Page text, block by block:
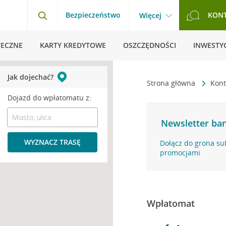
Bezpieczeństwo Więcej
KARTY KREDYTOWE OSZCZĘDNOŚCI
Strona główna
Newsletter
Dołącz do grona
promocjami
Wpłatomat
Jak dojechać?
Dojazd do wpłatomatu z:
WYZNACZ TRASĘ